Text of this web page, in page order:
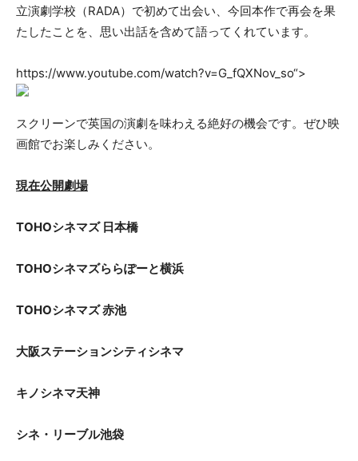
立演劇学校（RADA）で初めて出会い、今回本作で再会を果
たしたことを、思い出話を含めて語ってくれています。
https://www.youtube.com/watch?v=G_fQXNov_so“>
スクリーンで英国の演劇を味わえる絶好の機会です。ぜひ映
画館でお楽しみください。
現在公開劇場
TOHOシネマズ 日本橋
TOHOシネマズららぽーと横浜
TOHOシネマズ 赤池
大阪ステーションシティシネマ
キノシネマ天神
シネ・リーブル池袋